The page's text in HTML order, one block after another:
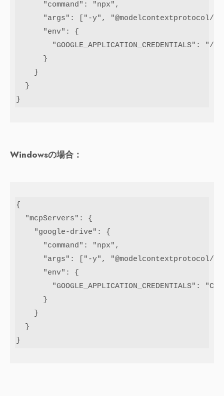
      "command": "npx",
"args": ["-y", "@modelcontextprotocol/
      "env": {
"GOOGLE_APPLICATION_CREDENTIALS": "/
      }
    }
  }
}
Windowsの場合：
{
  "mcpServers": {
    "google-drive": {
      "command": "npx",
"args": ["-y", "@modelcontextprotocol/
      "env": {
"GOOGLE_APPLICATION_CREDENTIALS":
      }
    }
  }
}